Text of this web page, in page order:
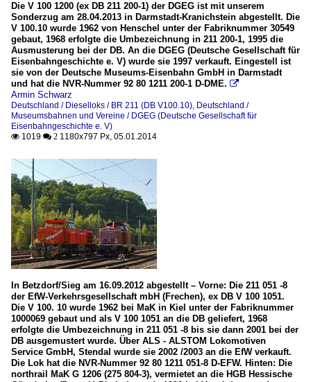
Die V 100 1200 (ex DB 211 200-1) der DGEG ist mit unserem
Sonderzug am 28.04.2013 in Darmstadt-Kranichstein abgestellt. Die
V 100.10 wurde 1962 von Henschel unter der Fabriknummer 30549
gebaut, 1968 erfolgte die Umbezeichnung in 211 200-1, 1995 die
Ausmusterung bei der DB. An die DGEG (Deutsche Gesellschaft für
Eisenbahngeschichte e. V) wurde sie 1997 verkauft. Eingestell ist
sie von der Deutsche Museums-Eisenbahn GmbH in Darmstadt
und hat die NVR-Nummer 92 80 1211 200-1 D-DME. 
Armin Schwarz
Deutschland / Dieselloks / BR 211 (DB V100.10), Deutschland /
Museumsbahnen und Vereine / DGEG (Deutsche Gesellschaft für
Eisenbahngeschichte e. V)
 1019  2 1180x797 Px, 05.01.2014
In Betzdorf/Sieg am 16.09.2012 abgestellt – Vorne: Die 211 051 -8
der EfW-Verkehrsgesellschaft mbH (Frechen), ex DB V 100 1051.
Die V 100. 10 wurde 1962 bei MaK in Kiel unter der Fabriknummer
1000069 gebaut und als V 100 1051 an die DB geliefert, 1968
erfolgte die Umbezeichnung in 211 051 -8 bis sie dann 2001 bei der
DB ausgemustert wurde. Über ALS - ALSTOM Lokomotiven
Service GmbH, Stendal wurde sie 2002 /2003 an die EfW verkauft.
Die Lok hat die NVR-Nummer 92 80 1211 051-8 D-EFW. Hinten: Die
northrail MaK G 1206 (275 804-3), vermietet an die HGB Hessische